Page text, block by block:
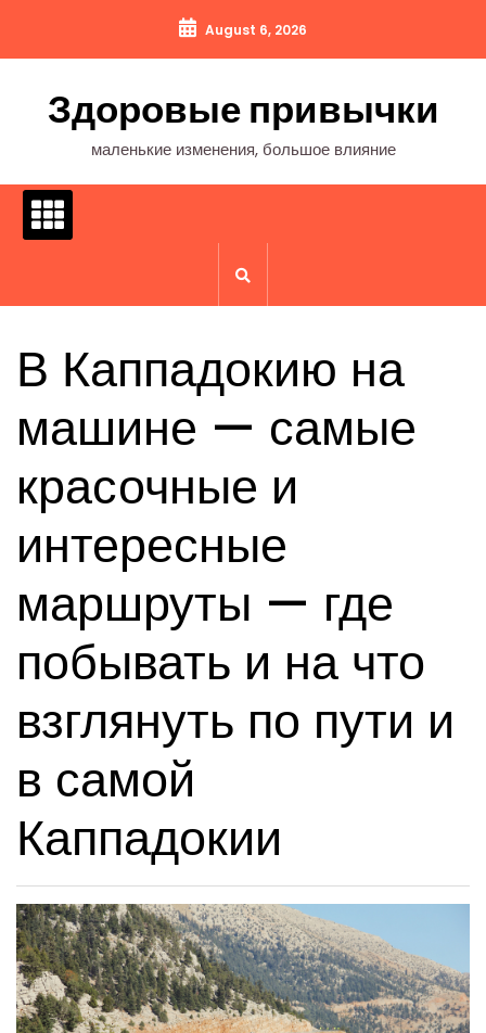
содержимому
August 6, 2026
Здоровые привычки
маленькие изменения, большое влияние
В Каппадокию на
машине — самые
красочные и
интересные
маршруты — где
побывать и на что
взглянуть по пути и
в самой
Каппадокии